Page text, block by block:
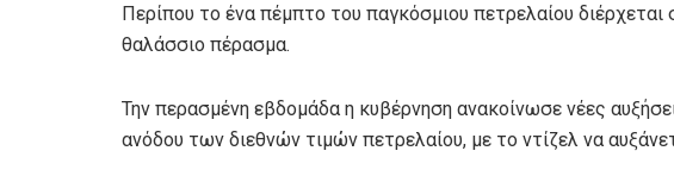
Περίπου το ένα πέμπτο του παγκόσμιου πετρελαίου
θαλάσσιο πέρασμα.
Την περασμένη εβδομάδα η κυβέρνηση ανακοίνωσε νέες
ανόδου των διεθνών τιμών πετρελαίου, με το ντίζελ να